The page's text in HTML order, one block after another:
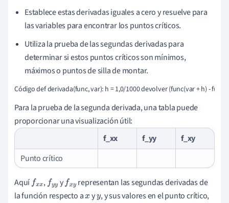
Establece estas derivadas iguales a cero y resuelve para
las variables para encontrar los puntos críticos.
Utiliza la prueba de las segundas derivadas para
determinar si estos puntos críticos son mínimos,
máximos o puntos de silla de montar.
Código def derivada(func, var): h = 1,0/1000 devolver (func(var + h) -
Para la prueba de la segunda derivada, una tabla puede
proporcionar una visualización útil:
f_xx
f_yy
f_xy
Punto crítico
Aquífxx ,fyy yfxy representan las segundas derivadas de
la función respecto ax yy, y sus valores en el punto crítico,